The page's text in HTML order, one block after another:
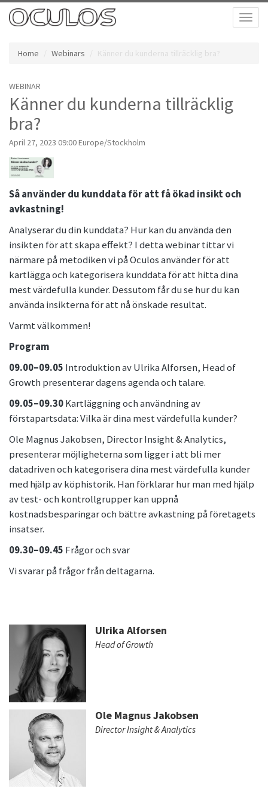
Home Webinars Känner du kunderna tillräcklig bra?
WEBINAR
Känner du kunderna tillräcklig
bra?
April 27, 2023 09:00 Europe/Stockholm
Så använder du kunddata för att få ökad insikt och
avkastning!
Analyserar du din kunddata? Hur kan du använda den
insikten för att skapa effekt? I detta webinar tittar vi
närmare på metodiken vi på Oculos använder för att
kartlägga och kategorisera kunddata för att hitta dina
mest värdefulla kunder. Dessutom får du se hur du kan
använda insikterna för att nå önskade resultat.
Varmt välkommen!
Program
09.00–09.05 Introduktion av Ulrika Alforsen, Head of
Growth presenterar dagens agenda och talare.
09.05–09.30Kartläggning och användning av
förstapartsdata: Vilka är dina mest värdefulla kunder?
Ole Magnus Jakobsen, Director Insight & Analytics,
presenterar möjligheterna som ligger i att bli mer
datadriven och kategorisera dina mest värdefulla kunder
med hjälp av köphistorik. Han förklarar hur man med hjälp
av test- och kontrollgrupper kan uppnå
kostnadsbesparingar och bättre avkastning på företagets
insatser.
09.30–09.45 Frågor och svar
Vi svarar på frågor från deltagarna.
Ulrika Alforsen
Head of Growth
Ole Magnus Jakobsen
Director Insight & Analytics